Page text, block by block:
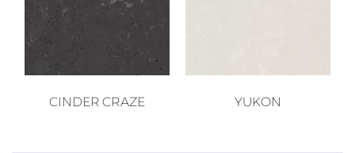
CINDER CRAZE YUKON